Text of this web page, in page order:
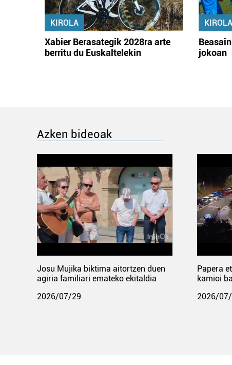
KIROLA
Xabier Berasategik 2028ra arte
berritu du Euskaltelekin
KIROLA
jokoan
Azken bideoak
Josu Mujika biktima aitortzen duen
agiria familiari emateko ekitaldia
2026/07/29
Papera
kamioi
2026/